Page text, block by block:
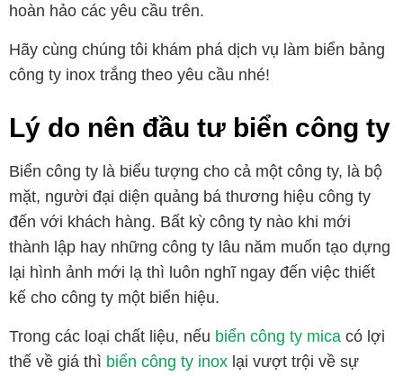
hoàn hảo các yêu cầu trên.
Hãy cùng chúng tôi khám phá dịch vụ làm biển bảng
công ty inox trắng theo yêu cầu nhé!
Lý do nên đầu tư biển công ty
Biển công ty là biểu tượng cho cả một công ty, là bộ
mặt, người đại diện quảng bá thương hiệu công ty
đến với khách hàng. Bất kỳ công ty nào khi mới
thành lập hay những công ty lâu năm muốn tạo dựng
lại hình ảnh mới lạ thì luôn nghĩ ngay đến việc thiết
kế cho công ty một biển hiệu.
Trong các loại chất liệu, nếu biển công ty mica có lợi
thế về giá thì biển công ty inox lại vượt trội về sự